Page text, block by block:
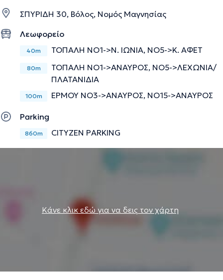
ΣΠΥΡΙΔΗ 30, Βόλος, Νομός Μαγνησίας
Λεωφορείο
40m ΤΟΠΑΛΗ ΝΟ1->Ν. ΙΩΝΙΑ, ΝΟ5->Κ. ΑΦΕΤ
80m
ΤΟΠΑΛΗ ΝΟ1->ΑΝΑΥΡΟΣ, ΝΟ5->ΛΕΧΩΝΙΑ/
ΠΛΑΤΑΝΙΔΙΑ
100m ΕΡΜΟΥ ΝΟ3->ΑΝΑΥΡΟΣ, ΝΟ15->ΑΝΑΥΡΟΣ
Parking
860m CITYZEN PARKING
Κάνε κλικ εδώ για να δεις τον χάρτη